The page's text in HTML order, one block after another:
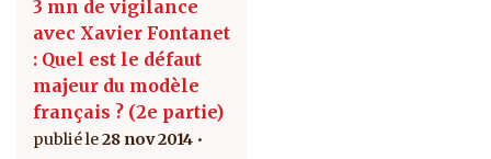
3 mn de vigilance
avec Xavier Fontanet
: Quel est le défaut
majeur du modèle
français ? (2e partie)
28 nov 2014